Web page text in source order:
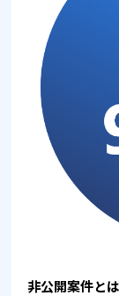
非公開案件とは